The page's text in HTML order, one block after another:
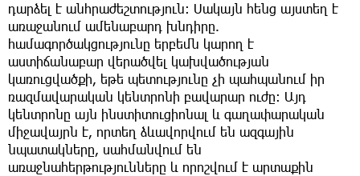
դարձել է անհրաժեշտություն։ Սակայն հենց այստեղ է
առաջանում ամենաբարդ խնդիրը.
համագործակցությունը երբեմն կարող է
աստիճանաբար վերածվել կախվածության
կառուցվածքի, եթե պետությունը չի պահպանում իր
ռազմավարական կենտրոնի բավարար ուժը։ Այդ
կենտրոնը այն ինստիտուցիոնալ և գաղափարական
միջավայրն է, որտեղ ձևավորվում են ազգային
նպատակները, սահմանվում են
առաջնահերթությունները և որոշվում է արտաքին